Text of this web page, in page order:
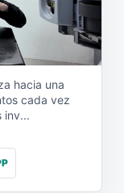
hacia una
cada vez
inv...